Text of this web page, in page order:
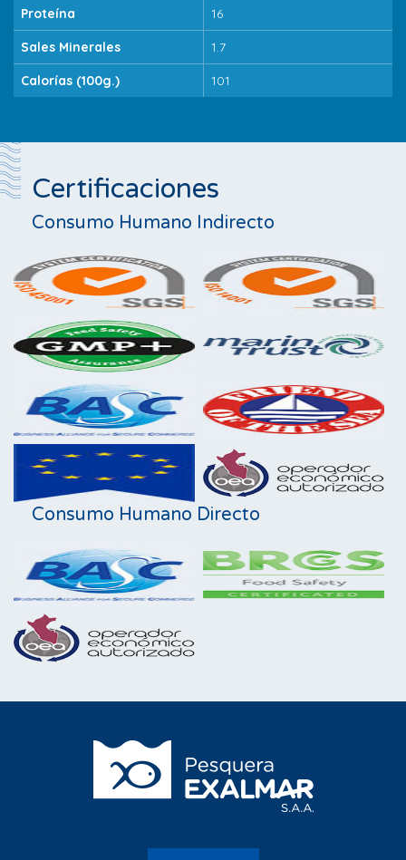
Proteína 16
Sales Minerales 1.7
Calorías (100g.) 101
Certificaciones
Consumo Humano Indirecto
Consumo Humano Directo